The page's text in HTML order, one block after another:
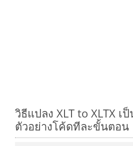
วิธีแปลง XLT to XLTX เ
ตัวอย่างโค้ดทีละขั้นตอน